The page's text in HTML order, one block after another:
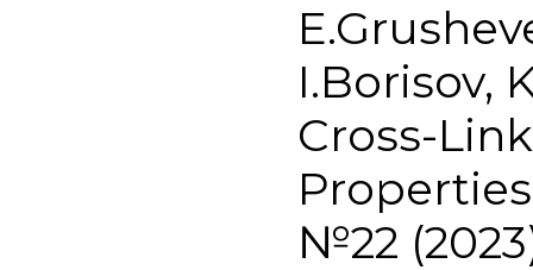
I.Borisov,
Cross-
№22